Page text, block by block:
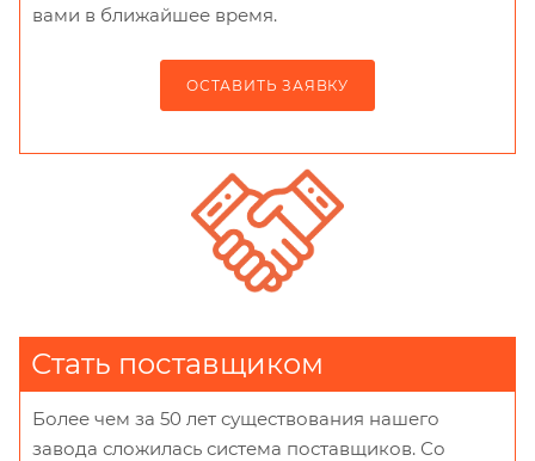
вами в ближайшее время.
ОСТАВИТЬ ЗАЯВКУ
Стать поставщиком
Более чем за 50 лет существования нашего
завода сложилась система поставщиков. Со